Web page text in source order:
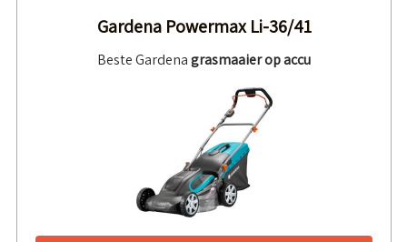
Gardena Powermax Li-36/41
Beste Gardenagrasmaaier op accu